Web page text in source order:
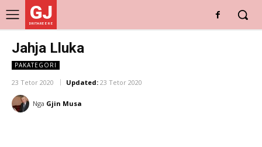
GJ
DRITARE E RE
Jahja Lluka
PAKATEGORI
23 Tetor 2020 Updated: 23 Tetor 2020
Nga Gjin Musa